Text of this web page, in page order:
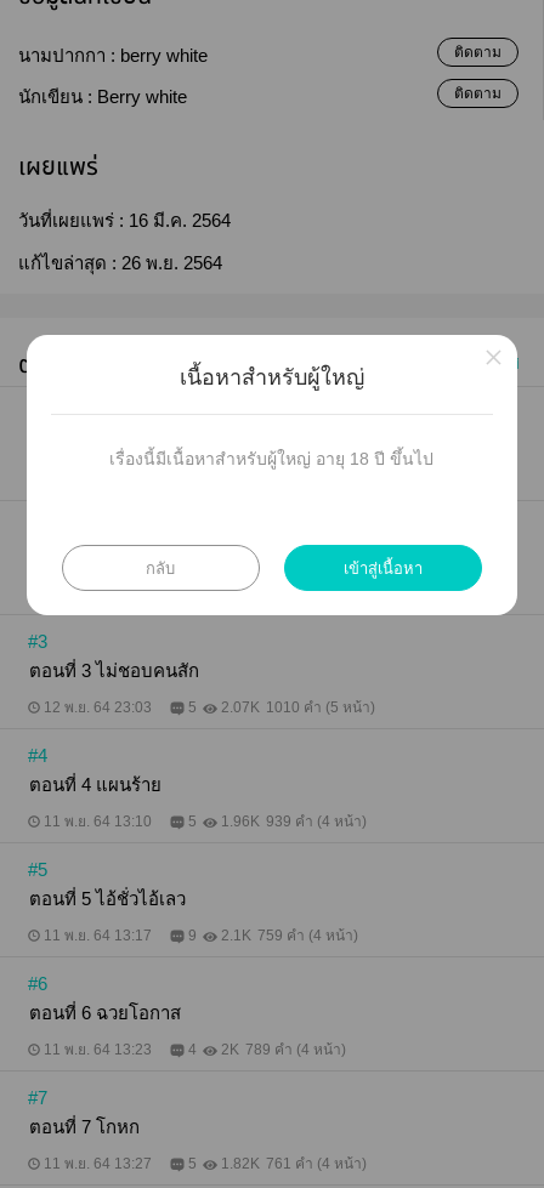
นามปากกา : berry white ติดตาม
นักเขียน : Berry white ติดตาม
เผยแพร่
วันที่เผยแพร่ : 16 มี.ค. 2564
แก้ไขล่าสุด : 26 พ.ย. 2564
ตอนทั้งหมด (43) เก่าไปใหม่
ซื้อทุกตอน
ตอนที่ 1 เจเจช่างสัก
11 พ.ย. 64 12:50 3 2.24K 890 คำ (4 หน้า)
#3
ตอนที่ 3 ไม่ชอบคนสัก
12 พ.ย. 64 23:03 5 2.07K 1010 คำ (5 หน้า)
#4
ตอนที่ 4 แผนร้าย
11 พ.ย. 64 13:10 5 1.96K 939 คำ (4 หน้า)
#5
ตอนที่ 5 ไอ้ชั่วไอ้เลว
11 พ.ย. 64 13:17 9 2.1K 759 คำ (4 หน้า)
#6
ตอนที่ 6 ฉวยโอกาส
11 พ.ย. 64 13:23 4 2K 789 คำ (4 หน้า)
#7
ตอนที่ 7 โกหก
11 พ.ย. 64 13:27 5 1.82K 761 คำ (4 หน้า)
เนื้อหาสำหรับผู้ใหญ่
เรื่องนี้มีเนื้อหาสำหรับผู้ใหญ่ อายุ 18 ปี ขึ้นไป
กลับ เข้าสู่เนื้อหา
×